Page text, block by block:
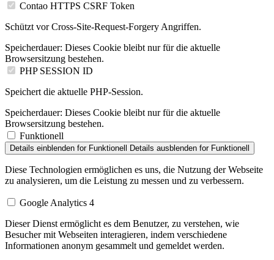
Contao HTTPS CSRF Token
Schützt vor Cross-Site-Request-Forgery Angriffen.
Speicherdauer: Dieses Cookie bleibt nur für die aktuelle
Browsersitzung bestehen.
PHP SESSION ID
Speichert die aktuelle PHP-Session.
Speicherdauer: Dieses Cookie bleibt nur für die aktuelle
Browsersitzung bestehen.
Funktionell
Details einblenden for Funktionell Details ausblenden for Funktionell
Diese Technologien ermöglichen es uns, die Nutzung der Webseite
zu analysieren, um die Leistung zu messen und zu verbessern.
Google Analytics 4
Dieser Dienst ermöglicht es dem Benutzer, zu verstehen, wie
Besucher mit Webseiten interagieren, indem verschiedene
Informationen anonym gesammelt und gemeldet werden.